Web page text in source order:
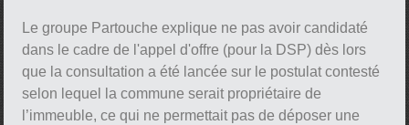
Le groupe Partouche explique ne pas avoir candidaté
dans le cadre de l'appel d'offre (pour la DSP) dès lors
que la consultation a été lancée sur le postulat contesté
selon lequel la commune serait propriétaire de
l’immeuble, ce qui ne permettait pas de déposer une